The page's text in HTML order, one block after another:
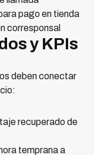
pago en tienda
corresponsal
y KPIs
deben conectar
recuperado de
temprana a